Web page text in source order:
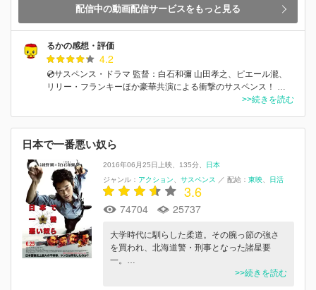
配信中の動画配信サービスをもっと見る
るかの感想・評価
4.2
💿サスペンス・ドラマ 監督：白石和彌 山田孝之、ピエール瀧、
リリー・フランキーほか豪華共演による衝撃のサスペンス！ …
>>続きを読む
日本で一番悪い奴ら
2016年06月25日上映 135分
日本
ジャンル： アクション サスペンス ／ 配給： 東映 日活
3.6
74704 25737
大学時代に馴らした柔道。その腕っ節の強さ
を買われ、北海道警・刑事となった諸星要
一。…
>>続きを読む